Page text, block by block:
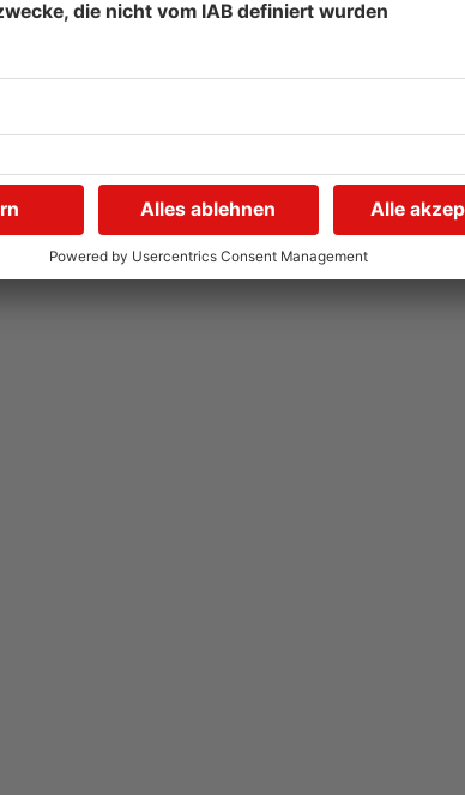
Tante Enso übernimmt
06.08.2026, 05:30 UHR IN KREIS ASCHAFFENBURG